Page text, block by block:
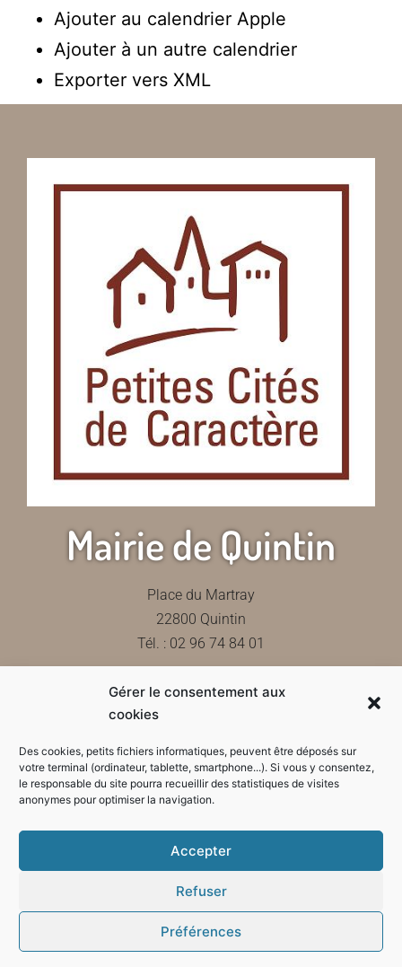
Gérer le consentement aux
cookies
Des cookies, petits fichiers informatiques, peuvent être déposés sur
votre terminal (ordinateur, tablette, smartphone...). Si vous y consentez,
le responsable du site pourra recueillir des statistiques de visites
anonymes pour optimiser la navigation.
Accepter
Refuser
Préférences
Ajouter au calendrier Apple
Ajouter à un autre calendrier
Exporter vers XML
Mairie de Quintin
Place du Martray
22800 Quintin
Tél. : 02 96 74 84 01
Contactez-nous
Horaires d'ouverture de la mairie
Mode sombre :